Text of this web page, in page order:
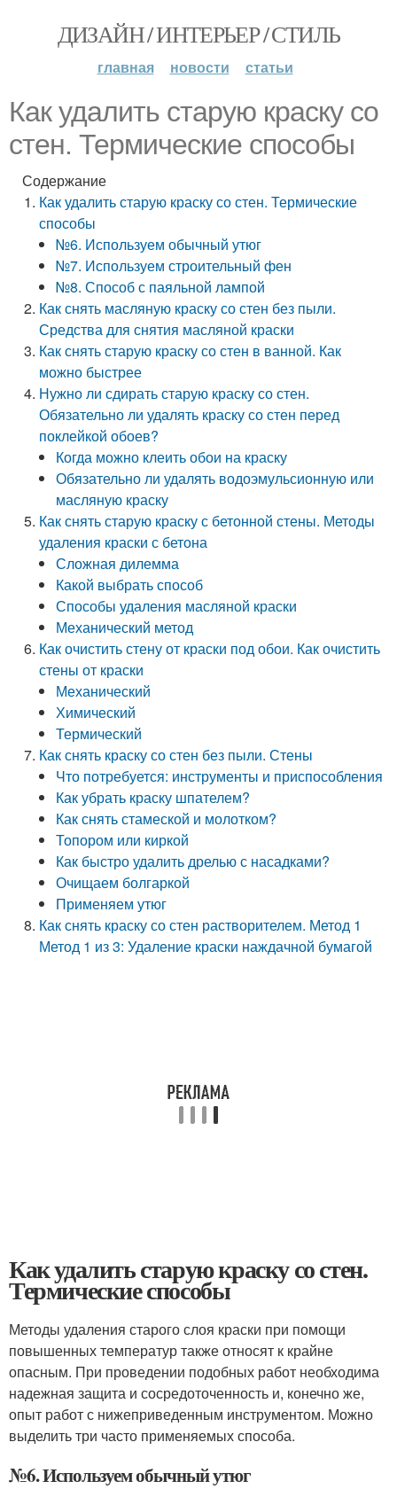
ДИЗАЙН / ИНТЕРЬЕР / СТИЛЬ
главная новости статьи
Как удалить старую краску со
стен. Термические способы
Содержание
Как удалить старую краску со стен. Термические
способы
№6. Используем обычный утюг
№7. Используем строительный фен
№8. Способ с паяльной лампой
Как снять масляную краску со стен без пыли.
Средства для снятия масляной краски
Как снять старую краску со стен в ванной. Как
можно быстрее
Нужно ли сдирать старую краску со стен.
Обязательно ли удалять краску со стен перед
поклейкой обоев?
Когда можно клеить обои на краску
Обязательно ли удалять водоэмульсионную или
масляную краску
Как снять старую краску с бетонной стены. Методы
удаления краски с бетона
Сложная дилемма
Какой выбрать способ
Способы удаления масляной краски
Механический метод
Как очистить стену от краски под обои. Как очистить
стены от краски
Механический
Химический
Термический
Как снять краску со стен без пыли. Стены
Что потребуется: инструменты и приспособления
Как убрать краску шпателем?
Как снять стамеской и молотком?
Топором или киркой
Как быстро удалить дрелью с насадками?
Очищаем болгаркой
Применяем утюг
Как снять краску со стен растворителем. Метод 1
Метод 1 из 3: Удаление краски наждачной бумагой
Как удалить старую краску со стен.
Термические способы
Методы удаления старого слоя краски при помощи
повышенных температур также относят к крайне
опасным. При проведении подобных работ необходима
надежная защита и сосредоточенность и, конечно же,
опыт работ с нижеприведенным инструментом. Можно
выделить три часто применяемых способа.
№6. Используем обычный утюг